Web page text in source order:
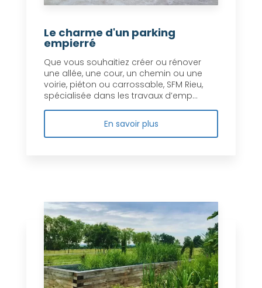
Le charme d'un parking
empierré
Que vous souhaitiez créer ou rénover
une allée, une cour, un chemin ou une
voirie, piéton ou carrossable, SFM Rieu,
spécialisée dans les travaux d’emp...
En savoir plus